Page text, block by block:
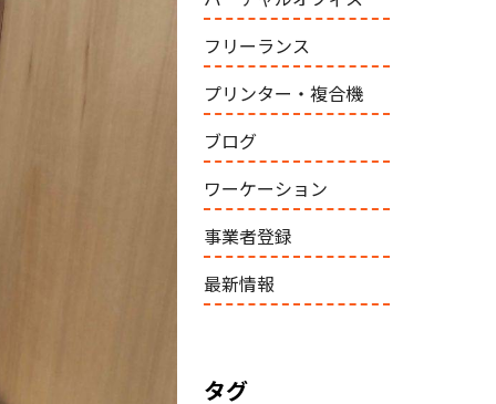
フリーランス
プリンター・複合機
ブログ
ワーケーション
事業者登録
最新情報
タグ